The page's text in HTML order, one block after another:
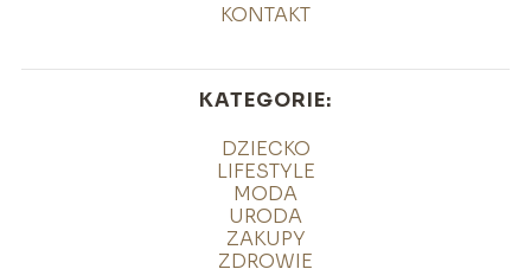
KONTAKT
KATEGORIE:
DZIECKO
LIFESTYLE
MODA
URODA
ZAKUPY
ZDROWIE